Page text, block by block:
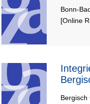
Bonn-
[Online
Bergisch